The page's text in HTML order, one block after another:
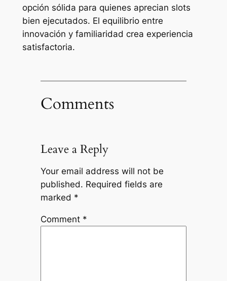
opción sólida para quienes aprecian slots
bien ejecutados. El equilibrio entre
innovación y familiaridad crea experiencia
satisfactoria.
Comments
Leave a Reply
Your email address will not be
published. Required fields are
marked *
Comment *